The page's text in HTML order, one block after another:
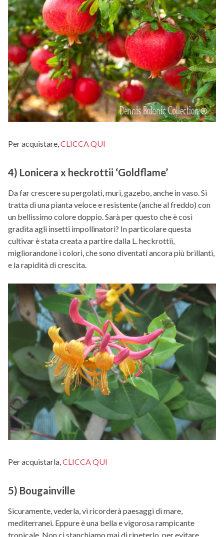
Per acquistare, CLICCA QUI
4) Lonicera x heckrottii ‘Goldflame’
Da far crescere su pergolati, muri, gazebo, anche in vaso. Si
tratta di una pianta veloce e resistente (anche al freddo) con
un bellissimo colore doppio. Sarà per questo che è così
gradita agli insetti impollinatori? In particolare questa
cultivar è stata creata a partire dalla L. heckrottii,
migliorandone i colori, che sono diventati ancora più brillanti,
e la rapidità di crescita.
Per acquistarla, CLICCA QUI
5) Bougainville
Sicuramente, vederla, vi ricorderà paesaggi di mare,
mediterranei. Eppure è una bella e vigorosa rampicante
tropicale. Non ci stanchiamo mai di ripeterlo, per evitare